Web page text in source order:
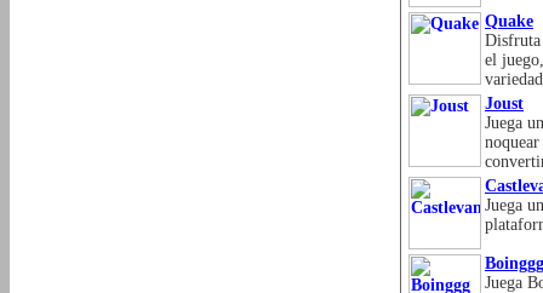
Quake
el
Joust
Juega
Juega
Boinggg
Juega